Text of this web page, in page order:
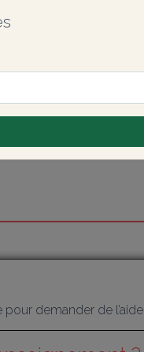
demander de l’aide